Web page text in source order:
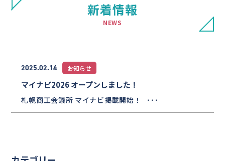
新着情報
NEWS
2025.02.14 お知らせ
マイナビ2026 オープンしました！
札幌商工会議所 マイナビ掲載開始！ ･･･